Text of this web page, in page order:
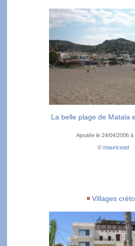
La belle plage de Matala
Ajoutée le 24/04/2006 à
© mauricead
Villages